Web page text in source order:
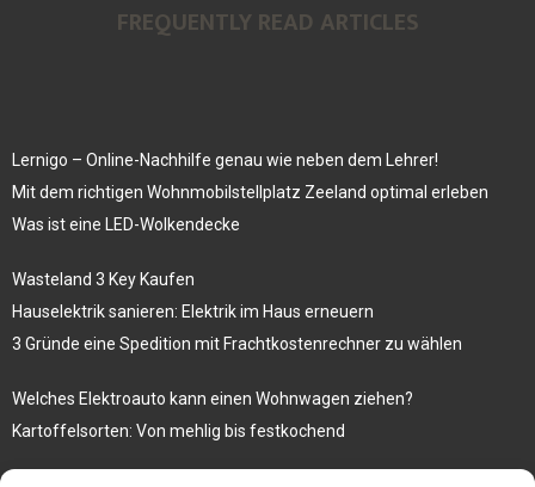
FREQUENTLY READ ARTICLES
Lernigo – Online-Nachhilfe genau wie neben dem Lehrer!
Mit dem richtigen Wohnmobilstellplatz Zeeland optimal erleben
Was ist eine LED-Wolkendecke
Wasteland 3 Key Kaufen
Hauselektrik sanieren: Elektrik im Haus erneuern
3 Gründe eine Spedition mit Frachtkostenrechner zu wählen
Welches Elektroauto kann einen Wohnwagen ziehen?
Kartoffelsorten: Von mehlig bis festkochend